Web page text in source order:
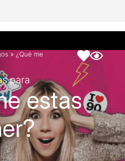
» ¿Qué me
para
estas